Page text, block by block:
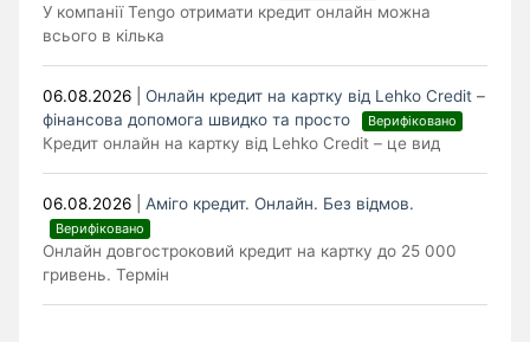
У компанії Tengo отримати кредит онлайн можна
всього в кілька
06.08.2026 |Онлайн кредит на картку від Lehko Сredit –
фінансова допомога швидко та просто
Верифіковано
Кредит онлайн на картку від Lehko Credit – це вид
06.08.2026 Аміго кредит. Онлайн. Без відмов.
Верифіковано
Онлайн довгостроковий кредит на картку до 25 000
гривень. Термін